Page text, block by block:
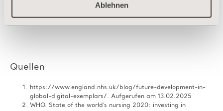
Ablehnen
PRODUKTVORFÜHRUNG BUCHEN​
Quellen
https://www.england.nhs.uk/blog/future-development-in-
global-digital-exemplars/. Aufgerufen am 13.02.2025​
WHO. State of the world’s nursing 2020: investing in